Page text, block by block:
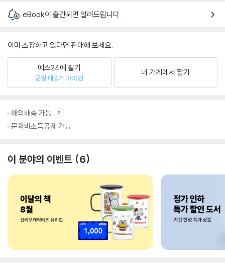
eBook이 출간되면 알려드립니다.
이미 소장하고 있다면 판매해 보세요.
예스24에 팔기
균일 매입가 300원
내 가게에서 팔기
해외배송 가능
문화비소득공제 가능
이 분야의 이벤트 6